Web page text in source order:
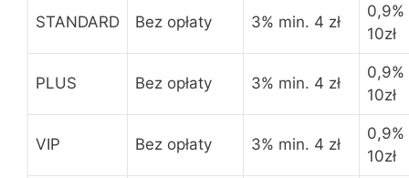
STANDARD Bez opłaty 3% min. 4 zł
0,9%
10zł
PLUS Bez opłaty 3% min. 4 zł
0,9%
10zł
VIP Bez opłaty 3% min. 4 zł
0,9%
10zł